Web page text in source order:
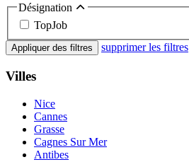
Désignation
TopJob
Appliquer des filtres supprimer les filtres
Villes
Nice
Cannes
Grasse
Cagnes Sur Mer
Antibes